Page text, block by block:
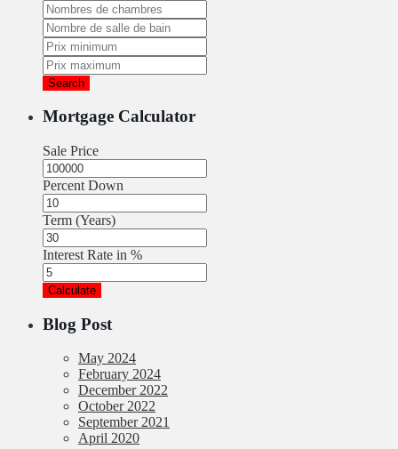
Search
Mortgage Calculator
Sale Price
Percent Down
Term (Years)
Interest Rate in %
Calculate
Blog Post
May 2024
February 2024
December 2022
October 2022
September 2021
April 2020